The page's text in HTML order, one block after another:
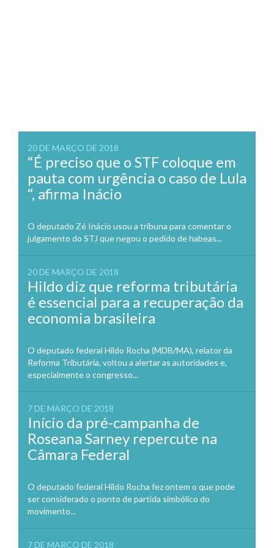
20 DE MARÇO DE 2018
“É preciso que o STF coloque em
pauta com urgência o caso de Lula
“, afirma Inácio
O deputado Zé Inácio usou a tribuna para comentar o
julgamento do STJ que negou o pedido de habeas...
20 DE MARÇO DE 2018
Hildo diz que reforma tributária
é essencial para a recuperação da
economia brasileira
O deputado federal Hildo Rocha (MDB/MA), relator da
Reforma Tributária, voltou a alertar as autoridades e,
especialmente o congresso...
7 DE MARÇO DE 2018
Início da pré-campanha de
Roseana Sarney repercute na
Câmara Federal
O deputado federal Hildo Rocha fez ontem o que pode
ser considerado o ponto de partida simbólico do
movimento...
7 DE MARÇO DE 2018